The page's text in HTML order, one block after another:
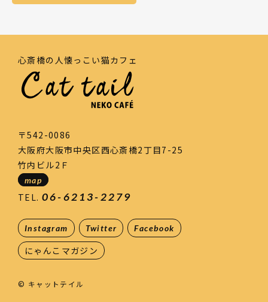
心斎橋の人懐っこい猫カフェ
〒542-0086
大阪府大阪市中央区西心斎橋2丁目7-25
竹内ビル2Ｆ
map
TEL. 06-6213-2279
Instagram Twitter Facebook
にゃんこマガジン
© キャットテイル